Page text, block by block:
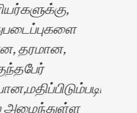
தரமான,
அமைந்துள்ள